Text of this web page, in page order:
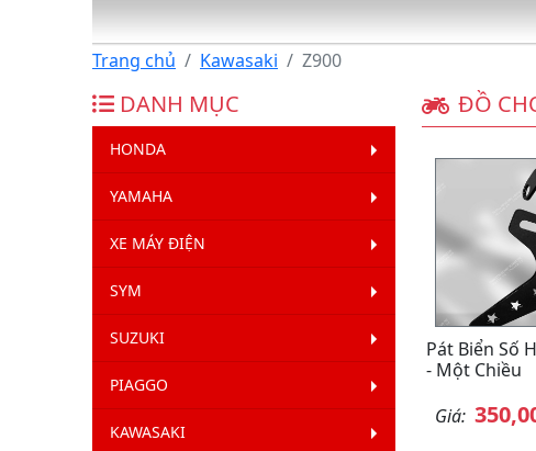
Trang chủ
Kawasaki Z900
DANH MỤC
HONDA
YAMAHA
XE MÁY ĐIỆN
SYM
SUZUKI
PIAGGO
KAWASAKI
ĐỒ
Pát Biển Số
- Một Chiều
Giá: